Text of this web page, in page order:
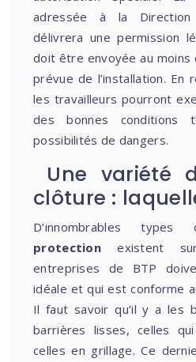
adressée à la
délivrera une permission
doit être envoyée au moins
prévue de l’installation. En
les travailleurs pourront
des bonnes
possibilités de dangers.
Une variété
clôture :
D’innombrables
protection existent
entreprises de BTP
idéale et qui est conforme
Il faut savoir qu’il y a les
barrières lisses, celles
celles en grillage. Ce